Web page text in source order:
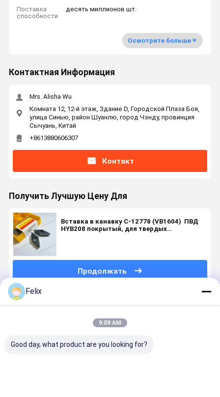
Поставка
способности
десять миллионов шт.
Осмотрите больше
Контактная Информация
Mrs. Alisha Wu
Комната 12, 12-й этаж, Здание D, Городской Плаза Боя,
улица Синью, район Шуанлю, город Чэнду, провинция
Сычуань, Китай
+8613880606307
Контакт
Получить Лучшую Цену Для
Вставка в канавку C-12778 (VB1604) ️ ПВД
HYB208 покрытый, для твердых
Продолжать
Порекомендованные Продукты
Felix
9:09 AM
Good day, what product are you looking for?